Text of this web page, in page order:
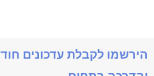
הירשמו לקבלת עדכונים